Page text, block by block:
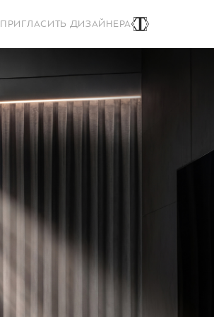
ПРИГЛАСИТЬ ДИЗАЙНЕРА